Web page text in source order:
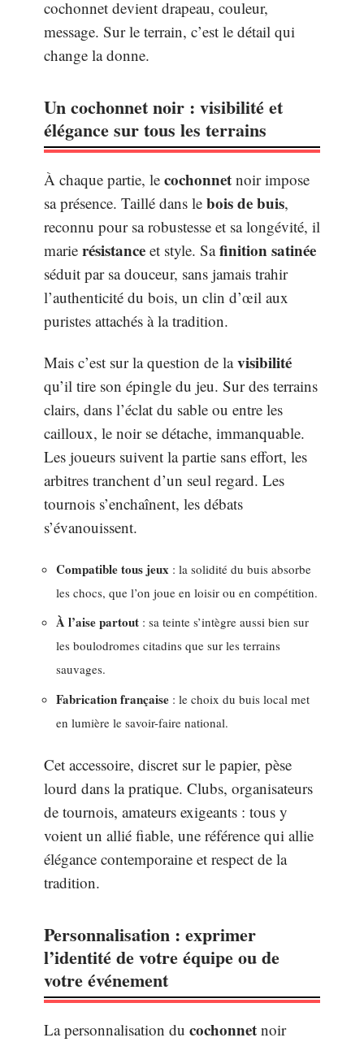
cochonnet devient drapeau, couleur,
message. Sur le terrain, c’est le détail qui
change la donne.
Un cochonnet noir : visibilité et
élégance sur tous les terrains
À chaque partie, le cochonnet noir impose
sa présence. Taillé dans le bois de buis,
reconnu pour sa robustesse et sa longévité, il
marie résistance et style. Safinition satinée
séduit par sa douceur, sans jamais trahir
l’authenticité du bois, un clin d’œil aux
puristes attachés à la tradition.
Mais c’est sur la question de lavisibilité
qu’il tire son épingle du jeu. Sur des terrains
clairs, dans l’éclat du sable ou entre les
cailloux, le noir se détache, immanquable.
Les joueurs suivent la partie sans effort, les
arbitres tranchent d’un seul regard. Les
tournois s’enchaînent, les débats
s’évanouissent.
Compatible tous jeux : la solidité du buis absorbe
les chocs, que l’on joue en loisir ou en compétition.
À l’aise partout : sa teinte s’intègre aussi bien sur
les boulodromes citadins que sur les terrains
sauvages.
Fabrication française : le choix du buis local met
en lumière le savoir-faire national.
Cet accessoire, discret sur le papier, pèse
lourd dans la pratique. Clubs, organisateurs
de tournois, amateurs exigeants : tous y
voient un allié fiable, une référence qui allie
élégance contemporaine et respect de la
tradition.
Personnalisation : exprimer
l’identité de votre équipe ou de
votre événement
La personnalisation du cochonnet noir